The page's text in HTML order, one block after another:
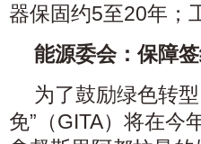
器保固约5至20年；
能源委会：保障
为了鼓励绿色转
免”（GITA）将在今